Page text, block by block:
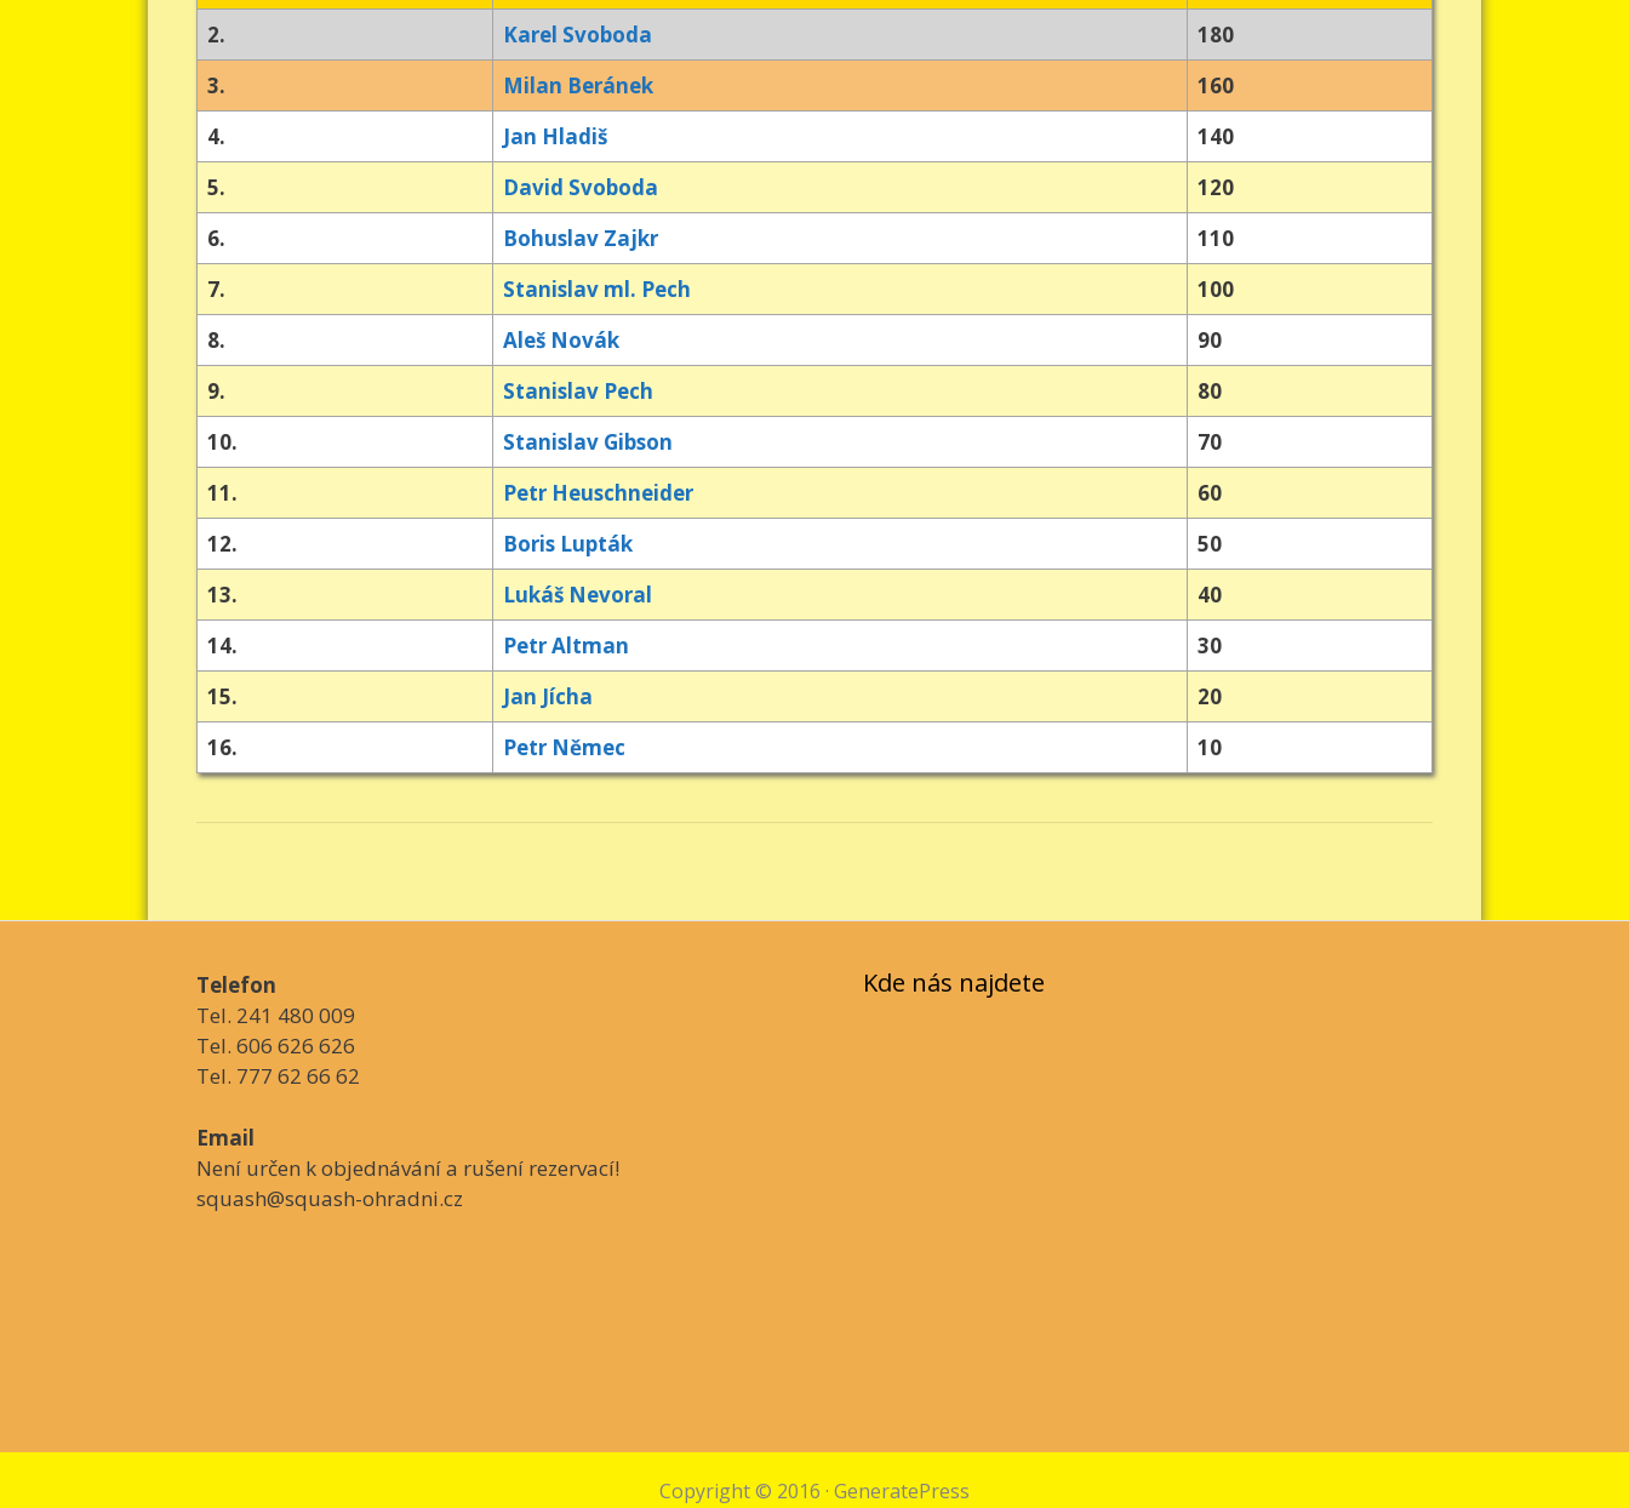
2.
Karel Svoboda
180
3.
Milan Beránek
160
4.
Jan Hladiš
140
5.
David Svoboda
120
6.
Bohuslav Zajkr
110
7.
Stanislav ml. Pech
100
8.
Aleš Novák
90
9.
Stanislav Pech
80
10.
Stanislav Gibson
70
11.
Petr Heuschneider
60
12.
Boris Lupták
50
13.
Lukáš Nevoral
40
14.
Petr Altman
30
15.
Jan Jícha
20
16.
Petr Němec 10
Telefon
Tel. 241 480 009
Tel. 606 626 626
Tel. 777 62 66 62
Email
Není určen k objednávání a rušení rezervací!
squash@squash-ohradni.cz
Kde nás najdete
Copyright © 2016 · GeneratePress